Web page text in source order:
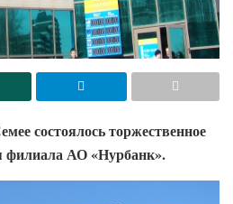
состоялось торжественное
филиала АО «Нурбанк».